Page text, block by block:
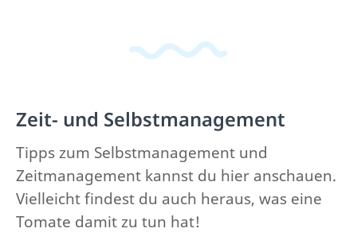
Zeit- und Selbstmanagement
Tipps zum Selbstmanagement und
Zeitmanagement kannst du hier anschauen.
Vielleicht findest du auch heraus, was eine
Tomate damit zu tun hat!